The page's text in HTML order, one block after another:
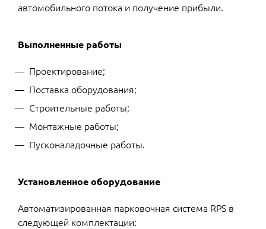
автомобильного потока и получение прибыли.
Выполненные работы
Проектирование;
Поставка оборудования;
Строительные работы;
Монтажные работы;
Пусконаладочные работы.
Установленное оборудование
Автоматизированная парковочная система RPS в
следующей комплектации: